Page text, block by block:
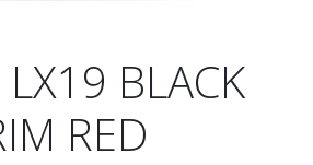
BLACK
RED